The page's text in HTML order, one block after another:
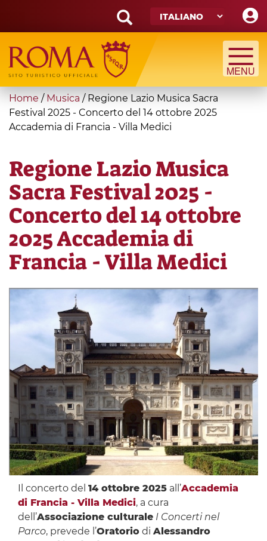
main
content
Search
form
Cerca
You
are
here
Home / Musica / Regione Lazio Musica Sacra
Festival 2025 - Concerto del 14 ottobre 2025
Accademia di Francia - Villa Medici
Regione Lazio Musica
Sacra Festival 2025 -
Concerto del 14 ottobre
2025 Accademia di
Francia - Villa Medici
Il concerto del 14 ottobre 2025all’Accademia
di Francia - Villa Medici, a cura
dell’Associazione culturaleI Concerti nel
Parco, prevede l’Oratoriodi Alessandro